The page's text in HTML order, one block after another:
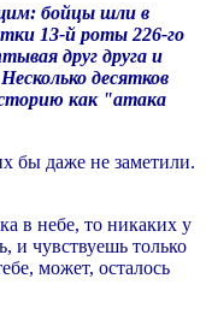
бойцы шли в
13-й роты 226-го
друг друга и
десятков
как "атака
бы даже не заметили.
в небе, то никаких у
и чувствуешь только
может, осталось